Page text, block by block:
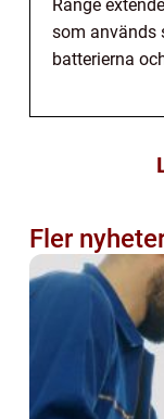
Range
som används
batterierna
Fler